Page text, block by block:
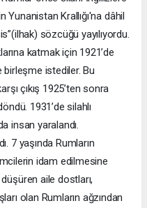
Yunanistan Krallığı'na dâhil
sözcüğü yayılıyordu.
katmak için 1921’de
birleşme istediler. Bu
çıkış 1925’ten sonra
1931’de silahlı
insan yaralandı.
7 yaşında Rumların
idam edilmesine
aile dostları,
olan Rumların ağzından